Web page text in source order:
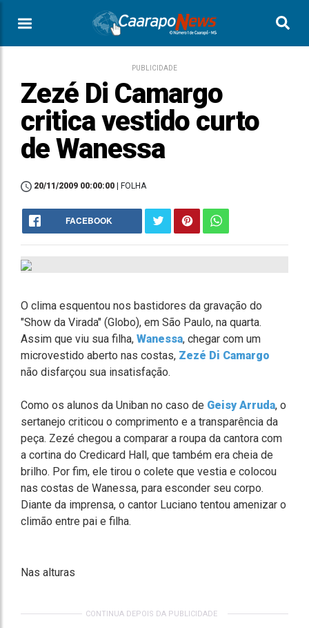
PUBLICIDADE
Zezé Di Camargo
critica vestido curto
de Wanessa
20/11/2009 00:00:00 | FOLHA
FACEBOOK
O clima esquentou nos bastidores da gravação do
"Show da Virada" (Globo), em São Paulo, na quarta.
Assim que viu sua filha, Wanessa, chegar com um
microvestido aberto nas costas, Zezé Di Camargo
não disfarçou sua insatisfação.
Como os alunos da Uniban no caso de Geisy Arruda, o
sertanejo criticou o comprimento e a transparência da
peça. Zezé chegou a comparar a roupa da cantora com
a cortina do Credicard Hall, que também era cheia de
brilho. Por fim, ele tirou o colete que vestia e colocou
nas costas de Wanessa, para esconder seu corpo.
Diante da imprensa, o cantor Luciano tentou amenizar o
climão entre pai e filha.
Nas alturas
CONTINUA DEPOIS DA PUBLICIDADE